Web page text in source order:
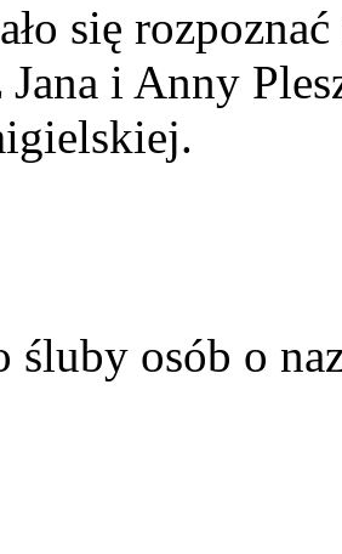
się
i Anny
śluby osób o